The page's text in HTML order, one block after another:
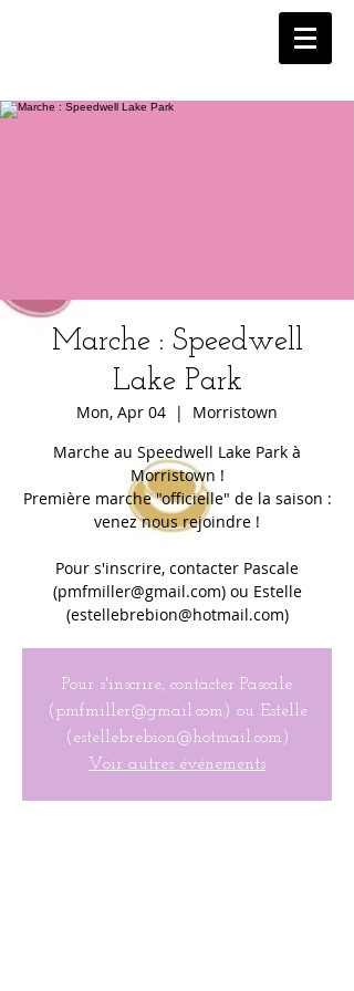
Marche : Speedwell
Lake Park
Mon, Apr 04
  |
Morristown
Marche au Speedwell Lake Park à
Morristown !
Première marche "officielle" de la saison :
venez nous rejoindre !
Pour s'inscrire, contacter Pascale
(pmfmiller@gmail.com) ou Estelle
(estellebrebion@hotmail.com)
Pour s'inscrire, contacter Pascale
(pmfmiller@gmail.com) ou Estelle
(estellebrebion@hotmail.com)
Voir autres événements